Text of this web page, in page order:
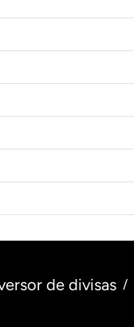
de divisas /